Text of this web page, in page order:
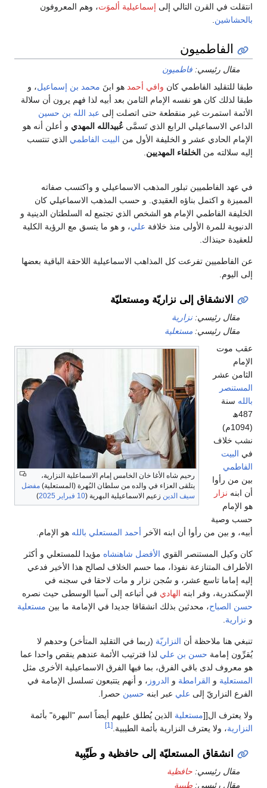
انتقلت في القرن التالي إلى إسماعيلية ألموَت، وهم المعروفون
بالحشاشين
الفاطميون
مقال رئيسي:فاطميون
طبقا للتقليد الفاطمي كان وافي أحمد هو ابنَ محمد بن إسماعيل، و
طبقا لذلك كان هو نفسه الإمام الثامن بعد أبيه لذا فهم يرون أن سلالة
الأئمة استمرت غير منقطعة حتى اتصلت إلى عبد الله بن حسين
الداعي الاسماعيلي الرابع الذي تَسمَّى عُبيدالله المهدي و أعلن أنه هو
الإمام الحادي عشر و الخليفة الأول من البيت الفاطمي الذي تنتسب
إليه سلالته من الخلفاء المهديين
في عهد الفاطميين تبلور المذهب الاسماعيلي و واكتسب صفاته
المميزة و اكتمل بناؤه العقيدي. و حسب المذهب الاسماعيلي كان
الخليفة الفاطمي الإمام هو الشخص الذي تجتمع له السلطتان الدينية و
الدنيوية للمرة الأولى منذ خلافة علي، و هو ما يتسق مع الرؤية الكلية
للعقيدة حينذاك.
عن الفاطميين تفرعت كل المذاهب الاسماعيلية اللاحقة الباقية بعضها
إلى اليوم.
الانشقاق إلى نزاريّة ومستعليّة
مقال رئيسي:نزارية
مقال رئيسي:مستعلية
رحيم شاه الأغا خان الخامس إمام الاسماعلية النزارية،
يتلقى العزاء في والده من سلطان البُهرة (المستعلية) مفضل
سيف الدين زعيم الاسماعيلية البهرية (10 فبراير 2025
)
عقب موت
الإمام
الثامن عشر
المستنصر
بالله سنة
487ھ
(1094م)
نشب خلاف
في البيت
الفاطمي
بين من رأوا
أن ابنه نزار
هو الإمام
حسب وصية
أبيه، و بين من رأوا أن ابنه الآخر أحمد المستعلي بالله هو الإمام.
كان وكيل المستنصر القوي الأفضل شاهنشاه مؤيدا للمستعلي و أكثر
الأطراف المتنازعة نفوذا، مما حسم الخلاف لصالح هذا الأخير فدعي
إليه إماما تاسع عشر، و سُجن نزار و مات لاحقا في سجنه في
الإسكندرية، وفر ابنه الهادي في أتباعه إلى آسيا الوسطى حيث نصره
حسن الصباح، محدثين بذلك انشقاقا جديدا في الإمامة ما بين مستعلية
و نزارية
تنبغي هنا ملاحظة أن النزاريّة (ربما في التقليد المتأخر) وحدهم لا
يُقرِّون إمامة حسن بن علي لذا فترتيب الأئمة عندهم ينقص واحدا عما
هو معروف لدى باقي الفرق، بما فيها الفرق الاسماعيلية الأخرى مثل
المستعلية و القرامطة و الدروز ، و أنهم يتتبعون تسلسل الإمامة في
الفرع النزاريّ إلى علي عبر ابنه حسين حصرا.
ولا يعترف ال[[مستعلية الذين يُطلق عليهم أيضاً اسم "البهرة" بأئمة
النزارية، ولا يعترف النزارية بأئمة الطيبية. [1]
انشقاق المستعليّة إلى حافظية و طَيِّبِية
مقال رئيسي:حافظية
مقال رئيسي:طيبية